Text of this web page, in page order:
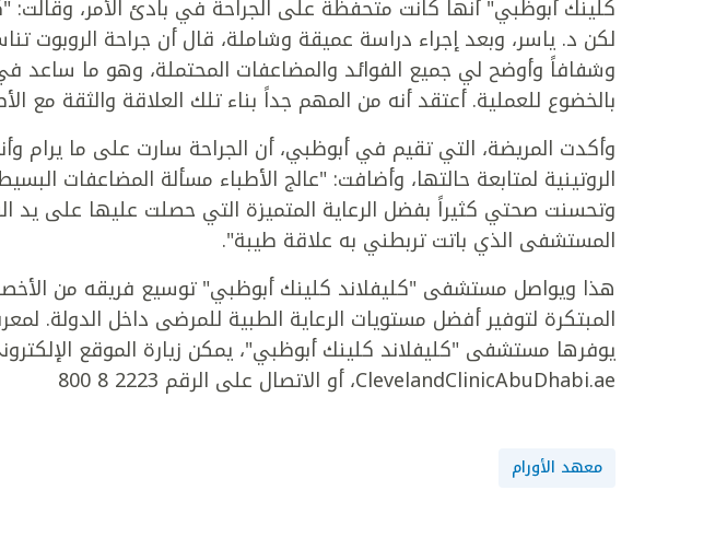
كلينك أبوظبي" أنها كانت متحفظة على الجراحة في بادئ الأمر، وقالت:
لكن د. ياسر، وبعد إجراء دراسة عميقة وشاملة، قال أن جراحة الروبوت
وشفافاً وأوضح لي جميع الفوائد والمضاعفات المحتملة، وهو ما ساعد
بالخضوع للعملية. أعتقد أنه من المهم جداً بناء تلك العلاقة والثقة مع
وأكدت المريضة، التي تقيم في أبوظبي، أن الجراحة سارت على ما يرام
الروتينية لمتابعة حالتها، وأضافت: "عالج الأطباء مسألة المضاعفات
وتحسنت صحتي كثيراً بفضل الرعاية المتميزة التي حصلت عليها على يد
المستشفى الذي باتت تربطني به علاقة طيبة".
هذا ويواصل مستشفى "كليفلاند كلينك أبوظبي" توسيع فريقه من
المبتكرة لتوفير أفضل مستويات الرعاية الطبية للمرضى داخل الدولة.
يوفرها مستشفى "كليفلاند كلينك أبوظبي"، يمكن زيارة الموقع
ClevelandClinicAbuDhabi.ae، أو الاتصال على الرقم 2223 8 800
معهد الأورام